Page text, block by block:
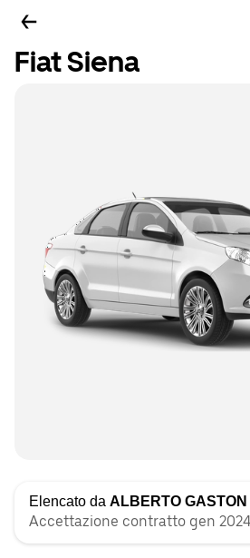
Fiat Siena
Elencato da ALBERTO
Accettazione contratto gen 2024